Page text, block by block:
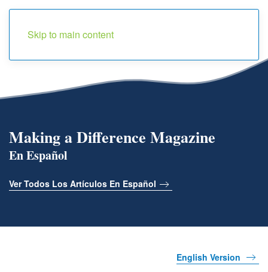
Skip to main content
Making a Difference Magazine
En Español
Ver Todos Los Artículos En Español
English Version